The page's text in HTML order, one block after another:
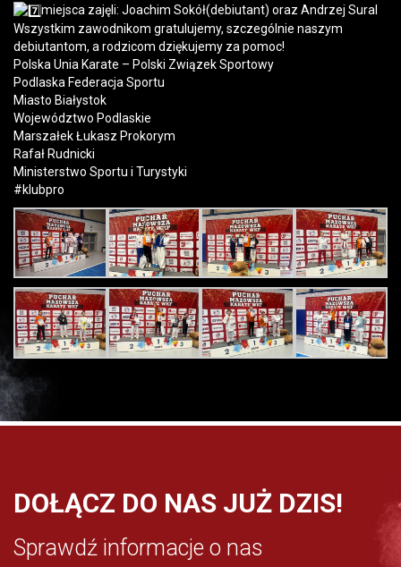
miejsca zajęli: Joachim Sokół(debiutant) oraz Andrzej Sural
Wszystkim zawodnikom gratulujemy, szczególnie naszym
debiutantom, a rodzicom dziękujemy za pomoc!
Polska Unia Karate – Polski Związek Sportowy
Podlaska Federacja Sportu
Miasto Białystok
Województwo Podlaskie
Marszałek Łukasz Prokorym
Rafał Rudnicki
Ministerstwo Sportu i Turystyki
#klubpro
DOŁĄCZ DO NAS JUŻ DZIS!
Sprawdź informacje o nas